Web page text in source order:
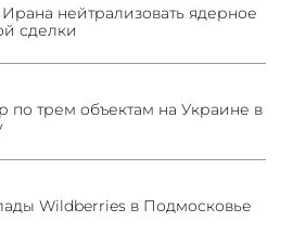
нейтрализовать ядерное
сделки
по трем объектам на Украине в
Wildberries в Подмосковье